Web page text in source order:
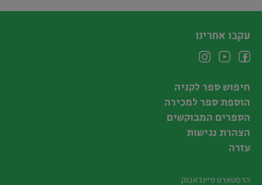
עקבו אחרינו
חיפוש ספר לקניה
הוספת ספר למכירה
הספרים המבוקשים
הצהרת נגישות
עזרה
הדסטארט פיינדאבוק